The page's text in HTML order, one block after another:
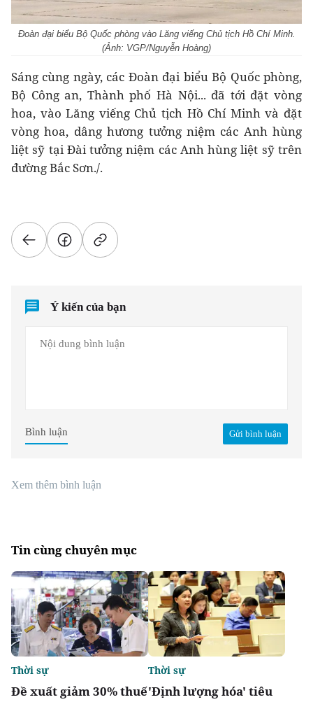
Đoàn đại biểu Bộ Quốc phòng vào Lăng viếng Chủ tịch Hồ Chí Minh.
(Ảnh: VGP/Nguyễn Hoàng)
Sáng cùng ngày, các Đoàn đại biểu Bộ Quốc phòng,
Bộ Công an, Thành phố Hà Nội... đã tới đặt vòng
hoa, vào Lăng viếng Chủ tịch Hồ Chí Minh và đặt
vòng hoa, dâng hương tưởng niệm các Anh hùng
liệt sỹ tại Đài tưởng niệm các Anh hùng liệt sỹ trên
đường Bắc Sơn./.
Ý kiến của bạn
Gửi bình luận
Bình luận
Xem thêm bình luận
Tin cùng chuyên mục
Đề xuất giảm 30% thuế
Thời sự
'Định lượng hóa' tiêu
Thời sự